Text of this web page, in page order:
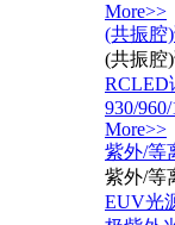
More>>
(共振腔
(共振腔
RCLED
930/
More>>
紫外/等
紫外/等
EUV光